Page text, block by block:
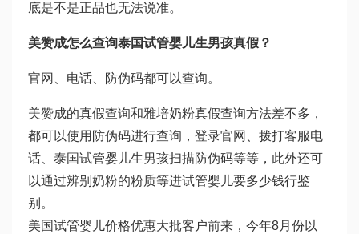
底是不是正品也无法说准。
美赞成怎么查询泰国试管婴儿生男孩真假？
官网、电话、防伪码都可以查询。
美赞成的真假查询和雅培奶粉真假查询方法差不多，
都可以使用防伪码进行查询，登录官网、拨打客服电
话、 泰国试管婴儿生男孩扫描防伪码等等，此外还可
以通过辨别奶粉的粉质等进试管婴儿要多少钱行鉴
别。
美国试管婴儿价格优惠大批客户前来，今年8月份以